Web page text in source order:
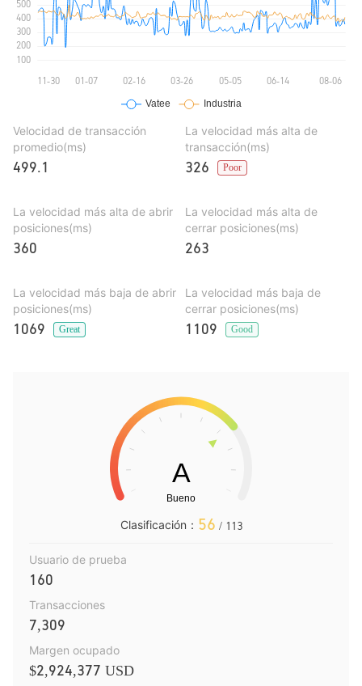
Velocidad de transacción
promedio(ms)
499.1
La velocidad más alta de
transacción(ms)
326 Poor
La velocidad más alta de abrir
posiciones(ms)
360
La velocidad más alta de
cerrar posiciones(ms)
263
La velocidad más baja de abrir
posiciones(ms)
1069 Great
La velocidad más baja de
cerrar posiciones(ms)
1109 Good
Clasificación： 56 / 113
Usuario de prueba
160
Transacciones
7,309
Margen ocupado
$2,924,377 USD